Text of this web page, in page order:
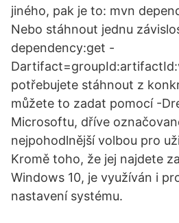
jiného, pak je to: mvn
Nebo stáhnout jednu
dependency:get -
potřebujete stáhnout z
můžete to zadat pomocí -
Microsoftu, dříve
nejpohodlnější volbou pro
Kromě toho, že jej najdete
Windows 10, je využíván i
nastavení systému.